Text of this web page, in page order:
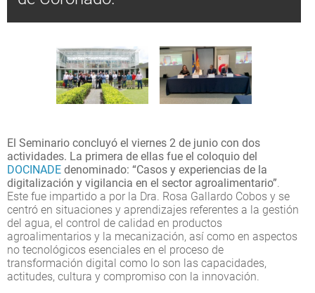
El Seminario concluyó el viernes 2 de junio con dos
actividades. La primera de ellas fue el coloquio del
DOCINADE denominado: “Casos y experiencias de la
digitalización y vigilancia en el sector agroalimentario”
Este fue impartido a por la Dra. Rosa Gallardo Cobos y se
centró en situaciones y aprendizajes referentes a la gestión
del agua, el control de calidad en productos
agroalimentarios y la mecanización, así como en aspectos
no tecnológicos esenciales en el proceso de
transformación digital como lo son las capacidades,
actitudes, cultura y compromiso con la innovación.